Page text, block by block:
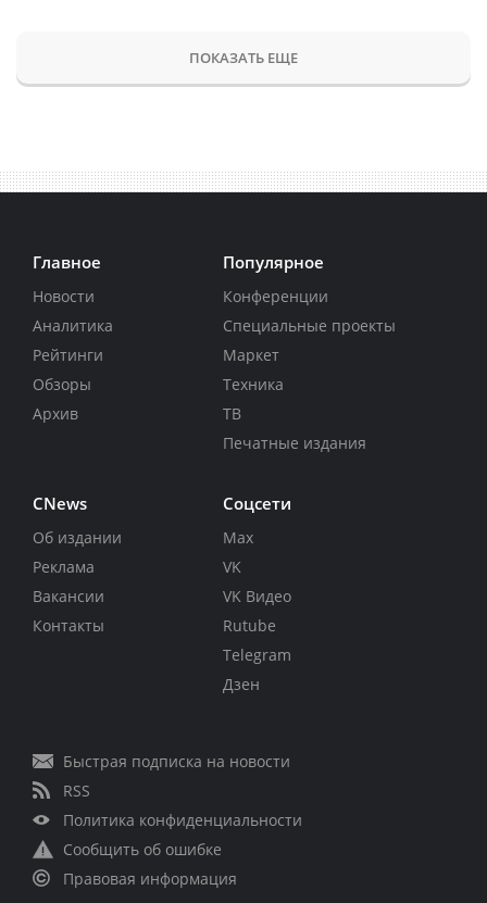
ПОКАЗАТЬ ЕЩЕ
Главное
Новости
Аналитика
Рейтинги
Обзоры
Архив
Популярное
Конференции
Специальные проекты
Маркет
Техника
ТВ
Печатные издания
CNews
Об издании
Реклама
Вакансии
Контакты
Соцсети
Max
VK
VK Видео
Rutube
Telegram
Дзен
Быстрая подписка на новости
RSS
Политика конфиденциальности
Сообщить об ошибке
Правовая информация